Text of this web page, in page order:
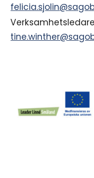
Verksamhetsledare